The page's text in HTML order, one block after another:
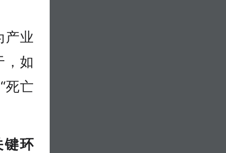
产业
，如
死亡
键环